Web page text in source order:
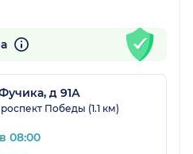
д 91А
Победы (1.1 км)
08:00